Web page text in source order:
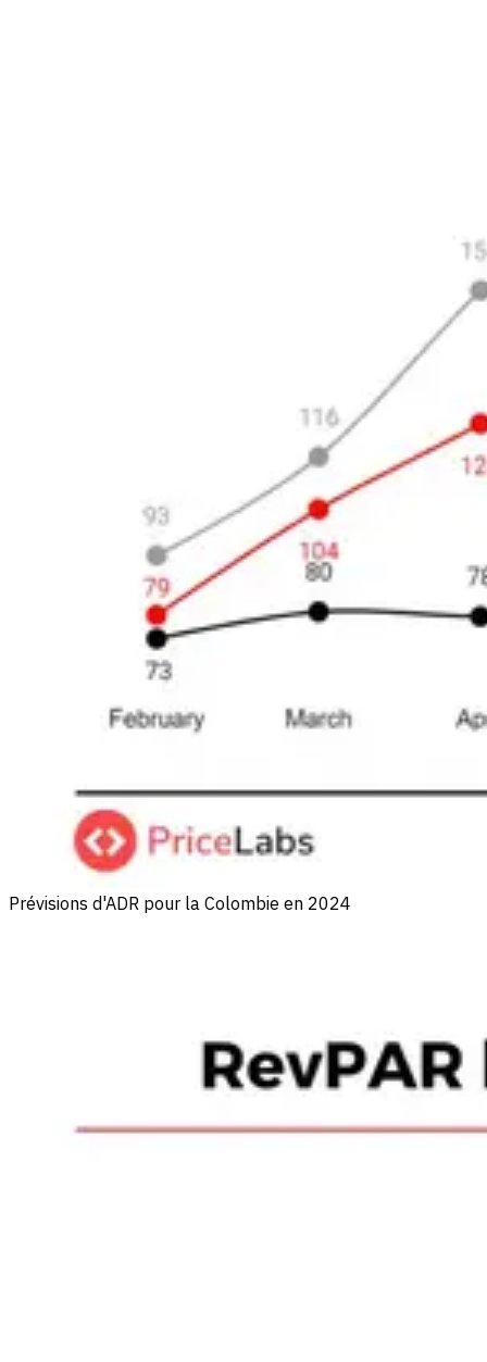
Prévisions d'ADR pour la Colombie en 2024